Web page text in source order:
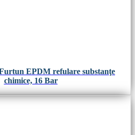
EPDM refulare substanţe
chimice, 16 Bar